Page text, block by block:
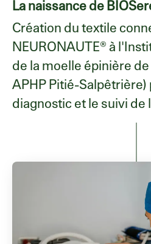
La naissance de
Création du textile
NEURONAUTE® à
de la moelle épinière
APHP Pitié-
diagnostic et le suivi de